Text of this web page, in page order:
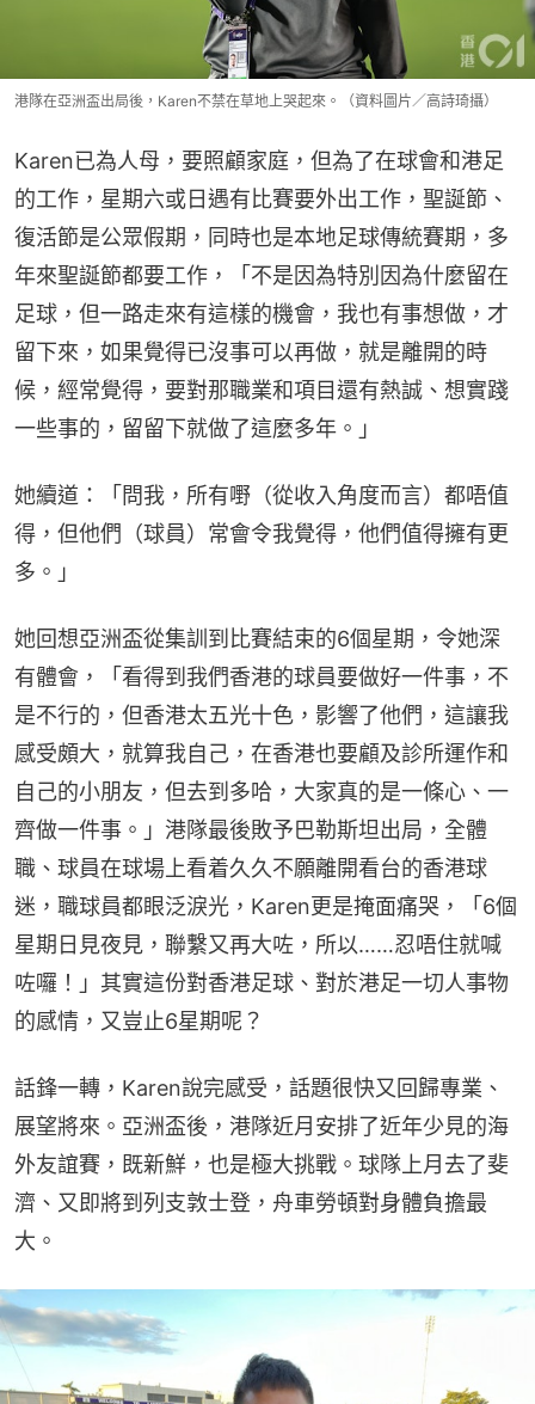
港隊在亞洲盃出局後，Karen不禁在草地上哭起來。（資料圖片／高詩琦攝）
Karen已為人母，要照顧家庭，但為了在球會和港足
的工作，星期六或日遇有比賽要外出工作，聖誕節、
復活節是公眾假期，同時也是本地足球傳統賽期，多
年來聖誕節都要工作，「不是因為特別因為什麼留在
足球，但一路走來有這樣的機會，我也有事想做，才
留下來，如果覺得已沒事可以再做，就是離開的時
候，經常覺得，要對那職業和項目還有熱誠、想實踐
一些事的，留留下就做了這麼多年。」
她續道：「問我，所有嘢（從收入角度而言）都唔值
得，但他們（球員）常會令我覺得，他們值得擁有更
多。」
她回想亞洲盃從集訓到比賽結束的6個星期，令她深
有體會，「看得到我們香港的球員要做好一件事，不
是不行的，但香港太五光十色，影響了他們，這讓我
感受頗大，就算我自己，在香港也要顧及診所運作和
自己的小朋友，但去到多哈，大家真的是一條心、一
齊做一件事。」港隊最後敗予巴勒斯坦出局，全體
職、球員在球場上看着久久不願離開看台的香港球
迷，職球員都眼泛淚光，Karen更是掩面痛哭，「6個
星期日見夜見，聯繫又再大咗，所以……忍唔住就喊
咗囉！」其實這份對香港足球、對於港足一切人事物
的感情，又豈止6星期呢？
話鋒一轉，Karen說完感受，話題很快又回歸專業、
展望將來。亞洲盃後，港隊近月安排了近年少見的海
外友誼賽，既新鮮，也是極大挑戰。球隊上月去了斐
濟、又即將到列支敦士登，舟車勞頓對身體負擔最
大。